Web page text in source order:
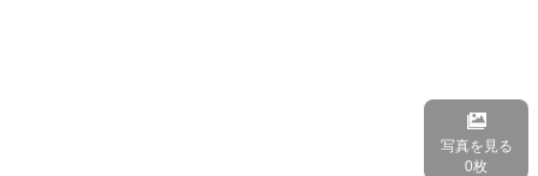
写真を見る
0枚